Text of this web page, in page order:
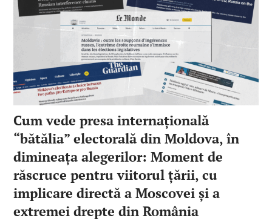
Cum vede presa internațională
“bătălia” electorală din Moldova, în
dimineața alegerilor: Moment de
răscruce pentru viitorul țării, cu
implicare directă a Moscovei și a
extremei drepte din România